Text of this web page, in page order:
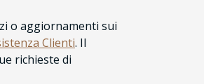
o aggiornamenti sui
Clienti. Il
richieste di